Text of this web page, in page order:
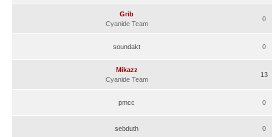
Grib
Cyanide Team
0
soundakt 0
Mikazz
Cyanide Team
13
pmcc 0
sebduth 0